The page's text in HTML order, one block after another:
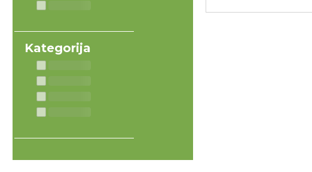
Kategorija